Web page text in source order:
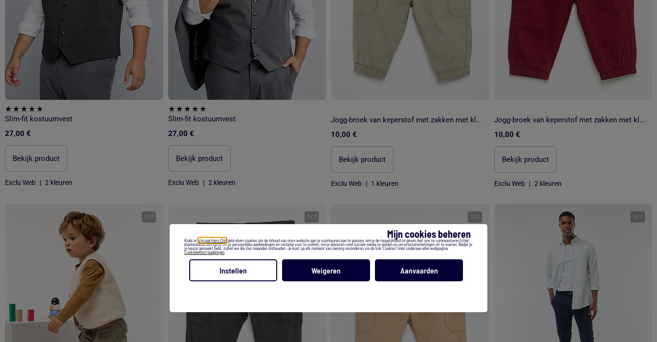
Mijn cookies beheren
Kiabi en zijn partners (34) gebruiken cookies om de inhoud van onze website aan je voorkeuren aan te passen, om je de mogelijkheid te geven met ons te communiceren (chat,
klantenbeoordelingen), om je persoonlijke aanbiedingen en reclame voor te stellen, om je diensten rond sociale media te bieden en om prestatiemetingen uit te voeren. Nadat je
je keuze gemaakt hebt, zullen we die zes maanden onthouden. Je kunt op elk moment van mening veranderen via de link 'Cookies' links onderaan elke webpagina.
Cookiebeleid raadplegen
Instellen Weigeren Aanvaarden
Slim-fit kostuumvest
27,00 €
Bekijk product
Exclu Web | 2 kleuren
Slim-fit kostuumvest
27,00 €
Bekijk product
Exclu Web | 2 kleuren
Jogg-broek van keperstof met zakken met klepje
10,00 €
Bekijk product
Exclu Web | 1 kleuren
Jogg-broek van keperstof met zakken met klepje
10,00 €
Bekijk product
Exclu Web | 2 kleuren
1 / 7 1 / 7 1 / 3 1 /7